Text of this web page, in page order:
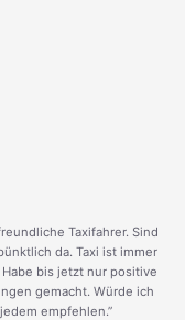
Taxifahrer. Sind
da. Taxi ist immer
Habe bis jetzt nur positive
gemacht. Würde ich
jedem empfehlen.”